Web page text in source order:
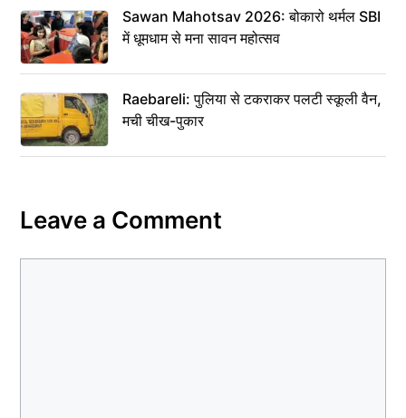
Sawan Mahotsav 2026: बोकारो थर्मल SBI
में धूमधाम से मना सावन महोत्सव
Raebareli: पुलिया से टकराकर पलटी स्कूली वैन,
मची चीख-पुकार
Leave a Comment